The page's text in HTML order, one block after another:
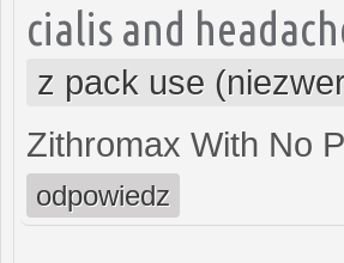
cialis and
z pack use
Zithromax With No
odpowiedz